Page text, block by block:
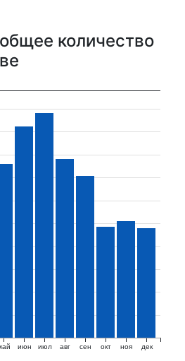
количество
июн июл авг сен окт ноя дек